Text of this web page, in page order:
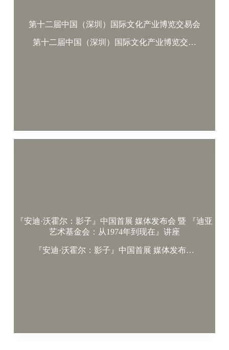
第十二届中国（深圳）国际文化产业博览交易会
第十二届中国（深圳）国际文化产业博览交…
『安迪·沃霍尔：影子』中国首展 媒体发布会 暨 『迪亚
艺术基金会：从1974年到现在』讲座
『安迪·沃霍尔：影子』中国首展 媒体发布…